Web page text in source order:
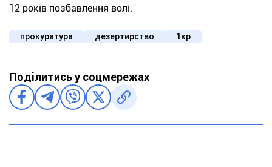
12 років позбавлення волі.
прокуратура дезертирство 1кр
Поділитись у соцмережах